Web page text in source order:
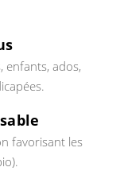
enfants, ados,
favorisant les